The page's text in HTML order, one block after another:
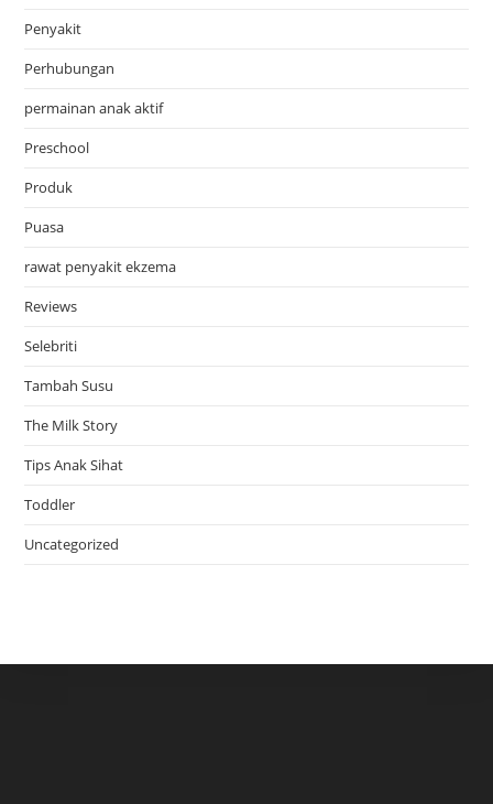
Penyakit
Perhubungan
permainan anak aktif
Preschool
Produk
Puasa
rawat penyakit ekzema
Reviews
Selebriti
Tambah Susu
The Milk Story
Tips Anak Sihat
Toddler
Uncategorized